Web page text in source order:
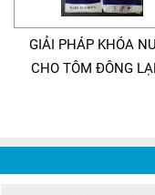
GIẢI PHÁP KHÓA
CHO TÔM ĐÔNG